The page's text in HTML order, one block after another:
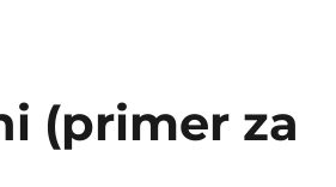
(primer za